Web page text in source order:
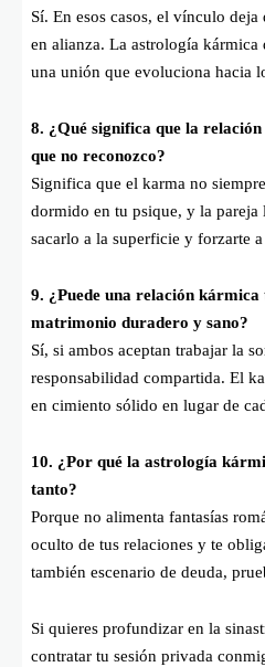
Sí. En esos casos, el vínculo
en alianza. La astrología kármica
una unión que evoluciona hacia
8. ¿Qué significa que la
que no reconozco?
Significa que el karma no
dormido en tu psique, y la pareja
sacarlo a la superficie y forzarte
9. ¿Puede una relación
matrimonio duradero y sano?
Sí, si ambos aceptan trabajar la
responsabilidad compartida. El
en cimiento sólido en lugar de
10. ¿Por qué la astrología
tanto?
Porque no alimenta fantasías
oculto de tus relaciones y te
también escenario de deuda,
Si quieres profundizar en la
contratar tu sesión privada